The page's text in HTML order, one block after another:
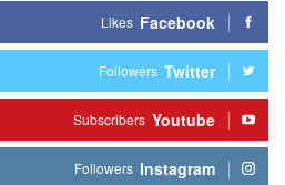
Facebook
Likes
Twitter
Followers
Youtube
Subscribers
Instagram
Followers